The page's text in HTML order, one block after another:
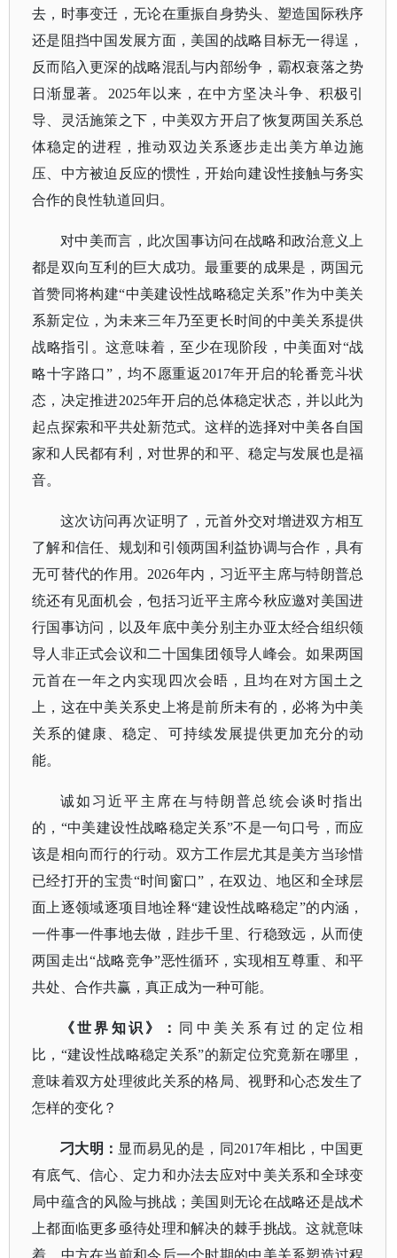
去，时事变迁，无论在重振自身势头、塑造国际秩序
还是阻挡中国发展方面，美国的战略目标无一得逞，
反而陷入更深的战略混乱与内部纷争，霸权衰落之势
日渐显著。2025年以来，在中方坚决斗争、积极引
导、灵活施策之下，中美双方开启了恢复两国关系总
体稳定的进程，推动双边关系逐步走出美方单边施
压、中方被迫反应的惯性，开始向建设性接触与务实
合作的良性轨道回归。
对中美而言，此次国事访问在战略和政治意义上
都是双向互利的巨大成功。最重要的成果是，两国元
首赞同将构建“中美建设性战略稳定关系”作为中美关
系新定位，为未来三年乃至更长时间的中美关系提供
战略指引。这意味着，至少在现阶段，中美面对“战
略十字路口”，均不愿重返2017年开启的轮番竞斗状
态，决定推进2025年开启的总体稳定状态，并以此为
起点探索和平共处新范式。这样的选择对中美各自国
家和人民都有利，对世界的和平、稳定与发展也是福
音。
这次访问再次证明了，元首外交对增进双方相互
了解和信任、规划和引领两国利益协调与合作，具有
无可替代的作用。 2026年内，习近平主席与特朗普总
统还有见面机会，包括习近平主席今秋应邀对美国进
行国事访问，以及年底中美分别主办亚太经合组织领
导人非正式会议和二十国集团领导人峰会。如果两国
元首在一年之内实现四次会晤，且均在对方国土之
上，这在中美关系史上将是前所未有的，必将为中美
关系的健康、稳定、可持续发展提供更加充分的动
能。
诚如习近平主席在与特朗普总统会谈时指出
的， “中美建设性战略稳定关系”不是一句口号，而应
该是相向而行的行动。双方工作层尤其是美方当珍惜
已经打开的宝贵“时间窗口”，在双边、地区和全球层
面上逐领域逐项目地诠释“建设性战略稳定”的内涵，
一件事一件事地去做，跬步千里、行稳致远，从而使
两国走出“战略竞争”恶性循环，实现相互尊重、和平
共处、合作共赢，真正成为一种可能。
《世界知识》： 同中美关系有过的定位相
比， “建设性战略稳定关系”的新定位究竟新在哪里，
意味着双方处理彼此关系的格局、视野和心态发生了
怎样的变化？
刁大明： 显而易见的是，同 2017年相比，中国更
有底气、信心、定力和办法去应对中美关系和全球变
局中蕴含的风险与挑战；美国则无论在战略还是战术
上都面临更多亟待处理和解决的棘手挑战。这就意味
着，中方在当前和今后一个时期的中美关系塑造过程